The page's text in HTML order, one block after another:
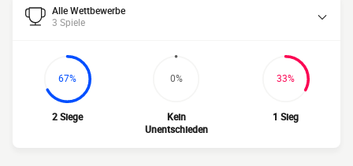
Alle Wettbewerbe
3 Spiele
67%
2 Siege
0%
Kein
Unentschieden
33%
1 Sieg